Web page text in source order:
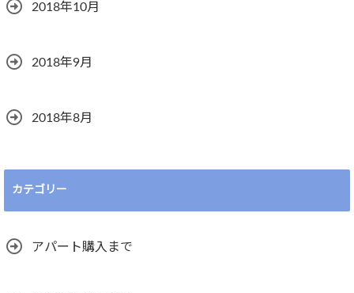
2018年10月
2018年9月
2018年8月
カテゴリー
アパート購入まで